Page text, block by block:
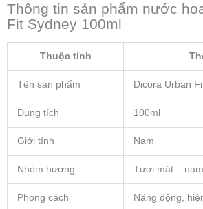
Thông tin sản phẩm nước
Fit Sydney 100ml
Thuộc tính
Tên sản phẩm Dicora Urban
Dung tích 100ml
Giới tính Nam
Nhóm hương Tươi mát –
Phong cách Năng động,